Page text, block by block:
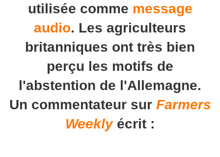
utilisée comme message
audio. Les agriculteurs
britanniques ont très bien
perçu les motifs de
l'abstention de l'Allemagne.
Un commentateur sur Farmers
Weeklyécrit :